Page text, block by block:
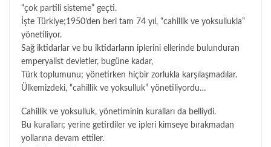
“çok partili sisteme” geçti.
İşte Türkiye;1950’den beri tam 74 yıl, “cahillik ve yoksullukla”
yönetiliyor.
Sağ iktidarlar ve bu iktidarların iplerini ellerinde bulunduran
emperyalist devletler, bugüne kadar,
Türk toplumunu; yönetirken hiçbir zorlukla karşılaşmadılar.
Ülkemizdeki, “cahillik ve yoksulluk” yönetiliyordu…
Cahillik ve yoksulluk, yönetiminin kuralları da belliydi.
Bu kuralları; yerine getirdiler ve ipleri kimseye bırakmadan
yollarına devam ettiler.